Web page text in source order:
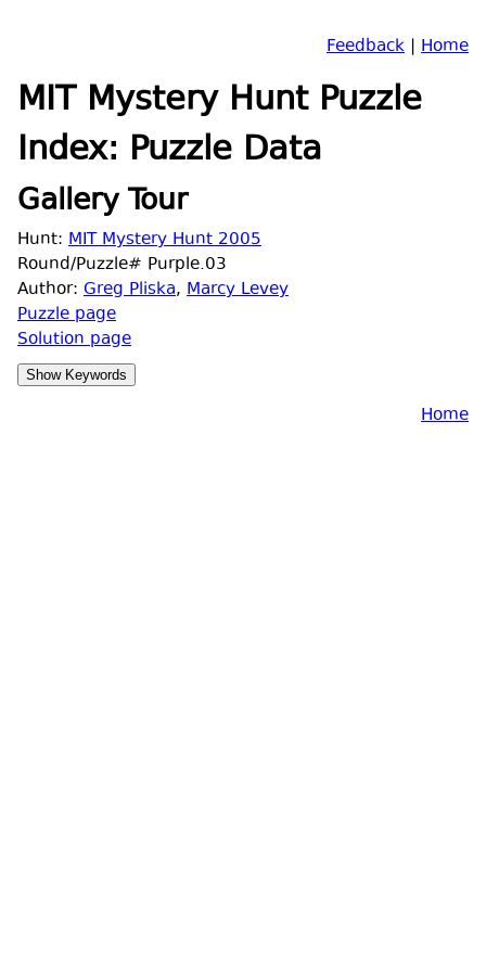
Feedback | Home
MIT Mystery Hunt Puzzle
Index: Puzzle Data
Gallery Tour
Hunt: MIT Mystery Hunt 2005
Round/Puzzle# Purple.03
Author: Greg Pliska, Marcy Levey
Puzzle page
Solution page
Home